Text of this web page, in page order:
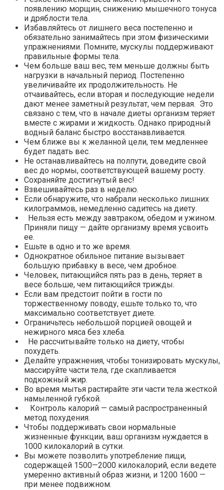
появлению морщин, снижению мышечного тонуса
и дряблости тела.
Избавляйтесь от лишнего веса постепенно и
обязательно занимайтесь при этом физическими
упражнениями. Помните, мускулы поддерживают
правильные формы тела.
Чем больше ваш вес, тем меньше должны быть
нагрузки в начальный период. Постепенно
увеличивайте их продолжительность. Не
отчаивайтесь, если вторая и последующие недели
дают менее заметный результат, чем первая. Это
связано с тем, что в начале диеты организм теряет
вместе с жирами и жидкость. Однако природный
водный баланс быстро восстанавливается.
Чем ближе вы к желанной цели, тем медленнее
будет падать вес.
Не останавливайтесь на полпути, доведите свой
вес до нормы, соответствующей вашему росту.
Сохраняйте достигнутый вес!
Взвешивайтесь раз в неделю.
Если обнаружите, что набрали несколько лишних
килограммов, немедленно садитесь на диету.
Нельзя есть между завтраком, обедом и ужином.
Приняли пищу — дайте организму время усвоить
ее.
Ешьте в одно и то же время.
Однократное обильное питание вызывает
большую прибавку в весе, чем дробное.
Человек, питающийся пять раз в день, теряет в
весе больше, чем питающийся трижды.
Если вам предстоит пойти в гости по
торжественному поводу, ешьте только то, что
максимально соответствует диете.
Ограничьтесь небольшой порцией овощей и
нежирного мяса без хлеба.
Не рассчитывайте только на диету, чтобы
похудеть.
Делайте упражнения, чтобы тонизировать мускулы,
массируйте части тела, где скапливается
подкожный жир.
Во время мытья растирайте эти части тела жесткой
намыленной губкой.
Контроль калорий — самый распространенный
метод похудения.
Чтобы поддерживать свои нормальные
жизненные функции, ваш организм нуждается в
1000 килокалорий в сутки.
Вы можете позволить употребление пищи,
содержащей 1500—2000 килокалорий, если ведете
умеренно активный образ жизни, и 1200 1600 —
при менее подвижном.